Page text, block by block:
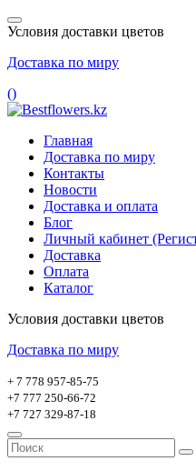
Условия доставки цветов
Доставка по миру
()
Главная
Доставка по миру
Контакты
Новости
Доставка и оплата
Блог
Личный кабинет
Доставка
Оплата
Каталог
Условия доставки цветов
Доставка по миру
+ 7 778 957-85-75
+7 777 250-66-72
+7 727 329-87-18